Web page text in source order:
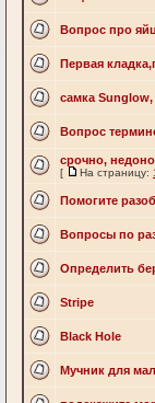
Вопрос про
Первая
самка Sunglow,
Вопрос
срочно,
[ На страницу:
Помогите
Вопросы по
Определить
Stripe
Black Hole
Мучник для